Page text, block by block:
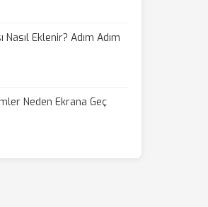
Eklenir? Adım Adım
Neden Ekrana Geç